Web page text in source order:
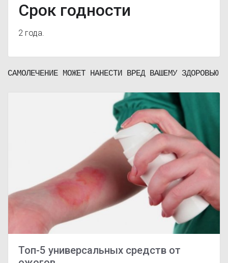
Срок годности
2 года.
САМОЛЕЧЕНИЕ МОЖЕТ НАНЕСТИ ВРЕД ВАШЕМУ ЗДОРОВЬЮ
Топ-5 универсальных средств от